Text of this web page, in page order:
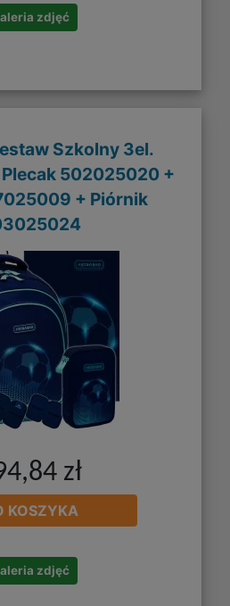
zdjęć
Szkolny 3el.
502025020 +
+ Piórnik
zł
KOSZYKA
zdjęć